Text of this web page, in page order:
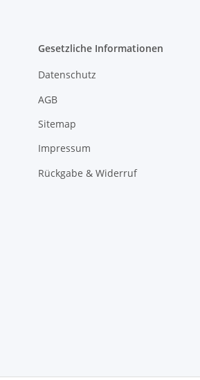
Gesetzliche Informationen
Datenschutz
AGB
Sitemap
Impressum
Rückgabe & Widerruf